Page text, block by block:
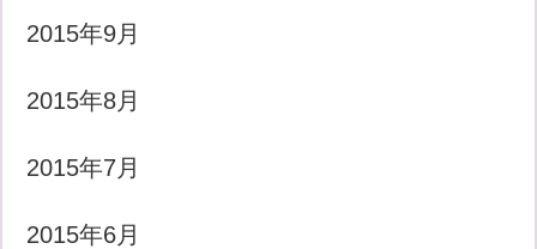
2015年9月
2015年8月
2015年7月
2015年6月